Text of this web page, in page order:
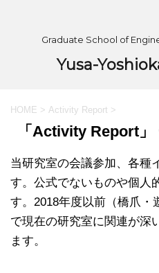
Graduate School of
Yusa-
HOME > Activity Report >
「Activity Report」
当研究室の会議参加、各種
す。公式でないものや個人
す。2018年度以前（橋爪・
で現在の研究室に関連が深
ます。